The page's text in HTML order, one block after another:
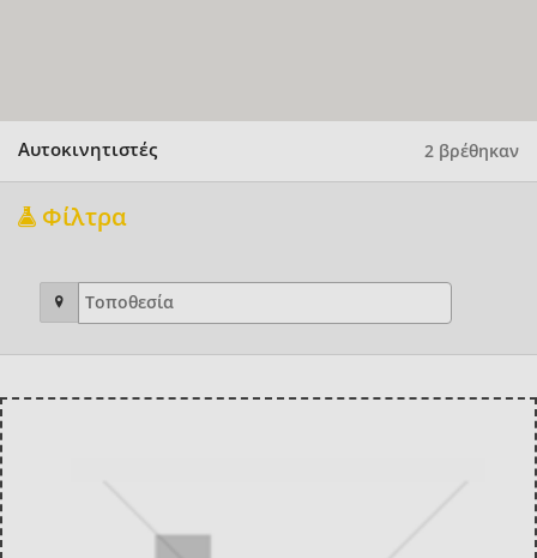
Αυτοκινητιστές 2 βρέθηκαν
Φίλτρα